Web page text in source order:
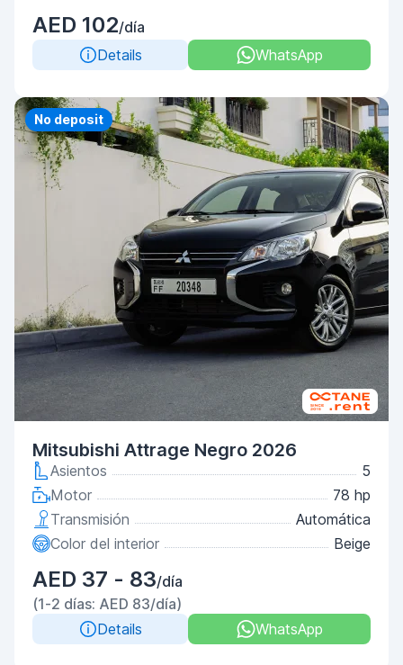
AED 102/día
Details
WhatsApp
No deposit
Mitsubishi Attrage Negro 2026
Asientos
5
Motor
78 hp
Transmisión
Automática
Color del interior
Beige
AED 37 - 83/día
(1-2 días: AED 83/día)
Details
WhatsApp